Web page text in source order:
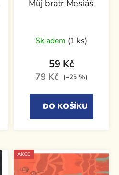
Můj bratr Mesiáš
Skladem (1 ks)
59 Kč
79 Kč (–25 %)
DO KOŠÍKU
AKCE